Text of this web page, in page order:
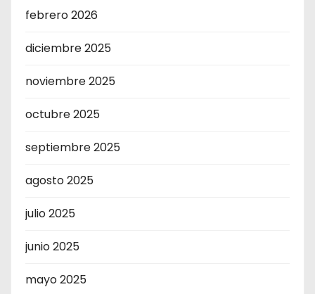
febrero 2026
diciembre 2025
noviembre 2025
octubre 2025
septiembre 2025
agosto 2025
julio 2025
junio 2025
mayo 2025